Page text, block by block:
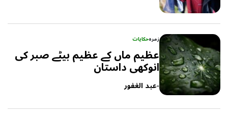
زمرہحکایات
عظیم ماں کے عظیم بیٹے صبر کی
انوکھی داستان
-عبد الغفور